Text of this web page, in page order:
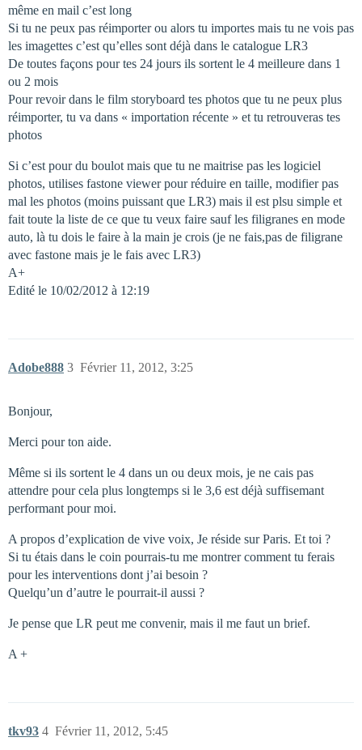
même en mail c’est long
Si tu ne peux pas réimporter ou alors tu importes mais tu ne vois pas
les imagettes c’est qu’elles sont déjà dans le catalogue LR3
De toutes façons pour tes 24 jours ils sortent le 4 meilleure dans 1
ou 2 mois
Pour revoir dans le film storyboard tes photos que tu ne peux plus
réimporter, tu va dans « importation récente » et tu retrouveras tes
photos
Si c’est pour du boulot mais que tu ne maitrise pas les logiciel
photos, utilises fastone viewer pour réduire en taille, modifier pas
mal les photos (moins puissant que LR3) mais il est plsu simple et
fait toute la liste de ce que tu veux faire sauf les filigranes en mode
auto, là tu dois le faire à la main je crois (je ne fais,pas de filigrane
avec fastone mais je le fais avec LR3)
A+
Edité le 10/02/2012 à 12:19
Adobe888 Février 11, 2012, 3:25
3
Bonjour,
Merci pour ton aide.
Même si ils sortent le 4 dans un ou deux mois, je ne cais pas
attendre pour cela plus longtemps si le 3,6 est déjà suffisemant
performant pour moi.
A propos d’explication de vive voix, Je réside sur Paris. Et toi ?
Si tu étais dans le coin pourrais-tu me montrer comment tu ferais
pour les interventions dont j’ai besoin ?
Quelqu’un d’autre le pourrait-il aussi ?
Je pense que LR peut me convenir, mais il me faut un brief.
A +
tkv93 Février 11, 2012, 5:45
4